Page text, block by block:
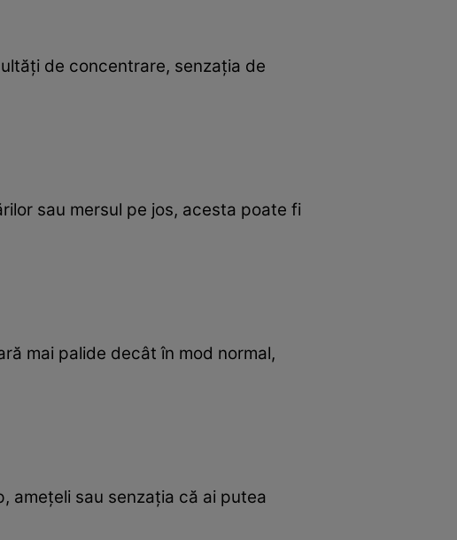
de concentrare, senzația de
sau mersul pe jos, acesta poate fi
mai palide decât în mod normal,
amețeli sau senzația că ai putea